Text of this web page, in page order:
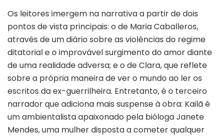
Os leitores imergem na narrativa a partir de dois
pontos de vista principais: o de Maria Caballeros,
através de um diário sobre as violências do regime
ditatorial e o improvável surgimento do amor diante
de uma realidade adversa; e o de Clara, que reflete
sobre a própria maneira de ver o mundo ao ler os
escritos da ex-guerrilheira. Entretanto, é o terceiro
narrador que adiciona mais suspense à obra: Kailã é
um ambientalista apaixonado pela bióloga Janete
Mendes, uma mulher disposta a cometer qualquer